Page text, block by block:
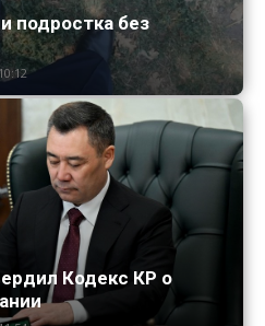
подростка без
Кодекс КР о